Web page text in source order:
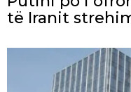
të Iranit